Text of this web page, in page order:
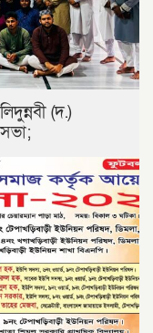
(দ.)